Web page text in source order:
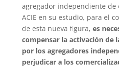
agregador independiente de
ACIE en su estudio, para el
de esta nueva figura, es
compensar la activación de
por los agregadores
perjudicar a los